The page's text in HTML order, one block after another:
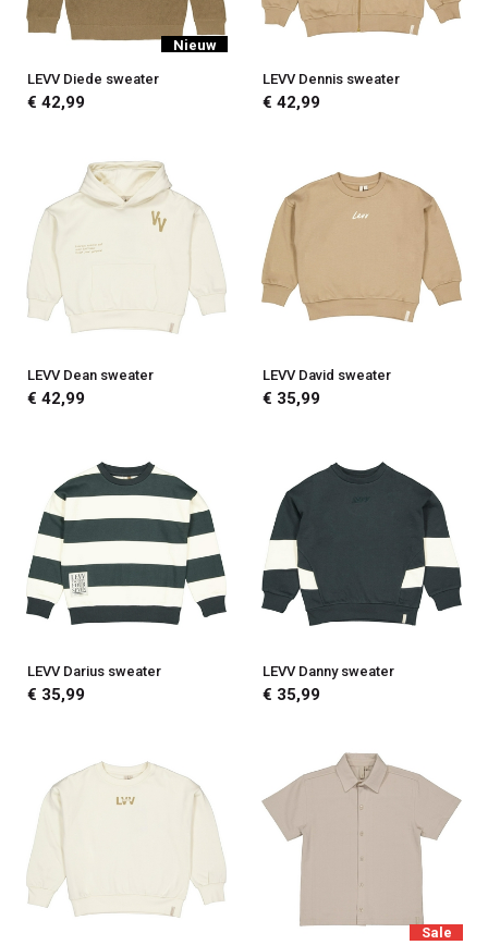
Nieuw
LEVV Diede sweater
€ 42,99
LEVV Dennis sweater
€ 42,99
LEVV Dean sweater
€ 42,99
LEVV David sweater
€ 35,99
LEVV Darius sweater
€ 35,99
LEVV Danny sweater
€ 35,99
Sale